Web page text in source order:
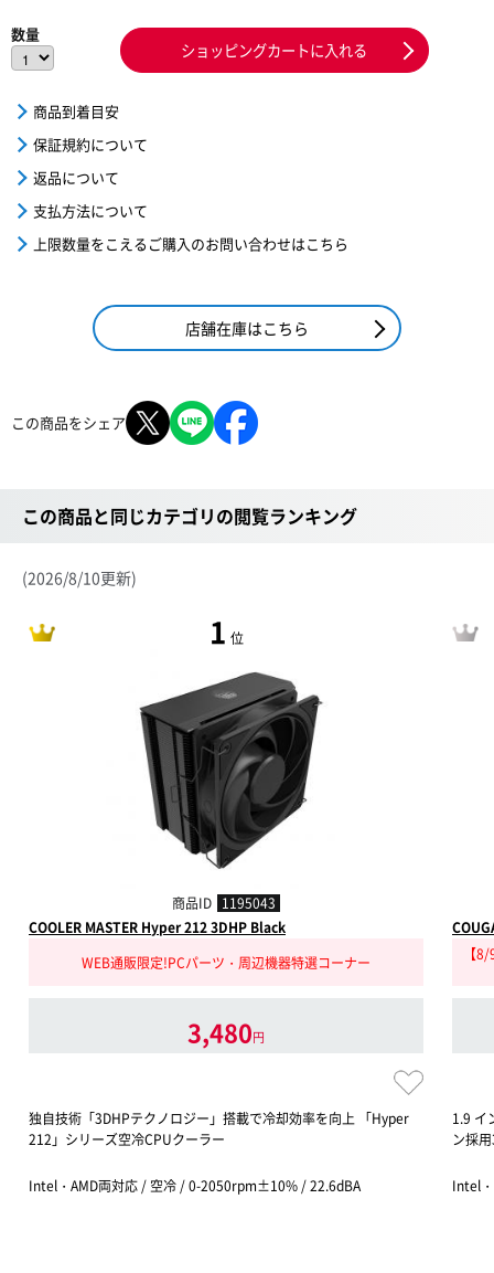
数量
ショッピングカートに入れる
商品到着目安
保証規約について
返品について
支払方法について
上限数量をこえるご購入のお問い合わせはこちら
店舗在庫はこちら
この商品をシェア
この商品と同じカテゴリの閲覧ランキング
(2026/8/10更新)
1 位
商品ID 1195043
COOLER MASTER Hyper 212 3DHP Black
WEB通販限定!PCパーツ・周辺機器特選コーナー
3,480円
独自技術「3DHPテクノロジー」搭載で冷却効率を向上 「Hyper
212」シリーズ空冷CPUクーラー
Intel・AMD両対応 / 空冷 / 0-2050rpm±10% / 22.6dBA
【
1.9 イ
ン採
Intel